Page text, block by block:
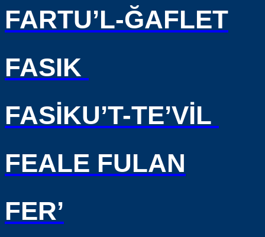
FARTU’L-ĞAFLET
FASIK
FASİKU’T-TE’VİL
FEALE FULAN
FER’